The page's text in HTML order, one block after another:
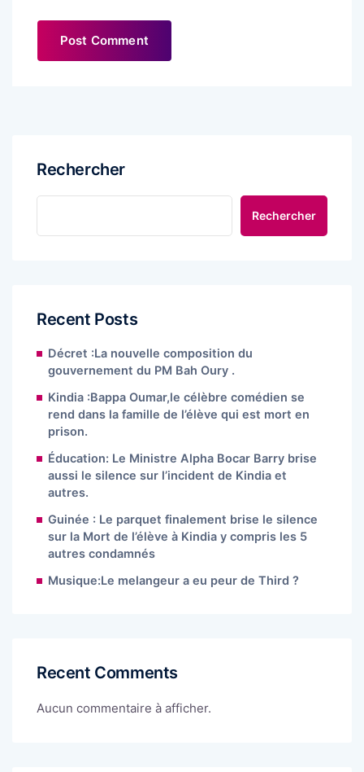
Rechercher
Rechercher
Recent Posts
Décret :La nouvelle composition du
gouvernement du PM Bah Oury .
Kindia :Bappa Oumar,le célèbre comédien se
rend dans la famille de l’élève qui est mort en
prison.
Éducation: Le Ministre Alpha Bocar Barry brise
aussi le silence sur l’incident de Kindia et
autres.
Guinée : Le parquet finalement brise le silence
sur la Mort de l’élève à Kindia y compris les 5
autres condamnés
Musique:Le melangeur a eu peur de Third ?
Recent Comments
Aucun commentaire à afficher.